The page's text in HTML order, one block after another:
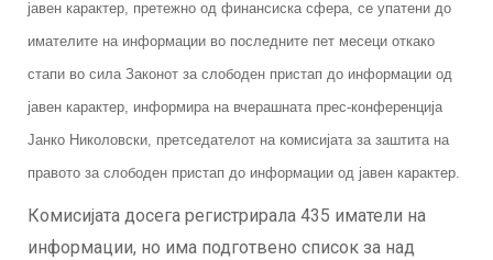
јавен карактер, претежно од финансиска сфера, се упатени до
имателите на информации во последните пет месеци откако
стапи во сила Законот за слободен пристап до информации од
јавен карактер, информира на вчерашната прес-конференција
Јанко Николовски, претседателот на комисијата за заштита на
правото за слободен пристап до информации од јавен карактер.
Комисијата досега регистрирала 435 иматели на
информации, но има подготвено список за над